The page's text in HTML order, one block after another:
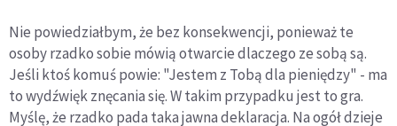
Nie powiedziałbym, że bez konsekwencji, ponieważ te
osoby rzadko sobie mówią otwarcie dlaczego ze sobą są.
Jeśli ktoś komuś powie: "Jestem z Tobą dla pieniędzy" - ma
to wydźwięk znęcania się. W takim przypadku jest to gra.
Myślę, że rzadko pada taka jawna deklaracja. Na ogół dzieje